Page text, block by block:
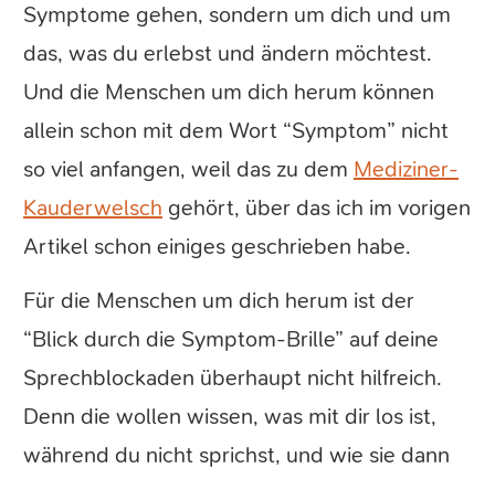
Symptome gehen, sondern um dich und um
das, was du erlebst und ändern möchtest.
Und die Menschen um dich herum können
allein schon mit dem Wort “Symptom” nicht
so viel anfangen, weil das zu dem Mediziner-
Kauderwelsch gehört, über das ich im vorigen
Artikel schon einiges geschrieben habe.
Für die Menschen um dich herum ist der
“Blick durch die Symptom-Brille” auf deine
Sprechblockaden überhaupt nicht hilfreich.
Denn die wollen wissen, was mit dir los ist,
während du nicht sprichst, und wie sie dann